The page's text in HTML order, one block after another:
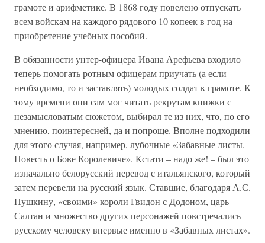
грамоте и арифметике. В 1868 году повелено отпускать
всем войскам на каждого рядового 10 копеек в год на
приобретение учебных пособий.
В обязанности унтер-офицера Ивана Арефьева входило
теперь помогать ротным офицерам приучать (а если
необходимо, то и заставлять) молодых солдат к грамоте. К
тому времени они сам мог читать рекрутам книжки с
незамысловатым сюжетом, выбирал те из них, что, по его
мнению, поинтересней, да и попроще. Вполне подходили
для этого случая, например, лубочные «Забавные листы.
Повесть о Бове Королевиче». Кстати – надо же! – был это
изначально белорусский перевод с итальянского, который
затем перевели на русский язык. Ставшие, благодаря А.С.
Пушкину, «своими» короли Гвидон с Додоном, царь
Салтан и множество других персонажей повстречались
русскому человеку впервые именно в «Забавных листах».